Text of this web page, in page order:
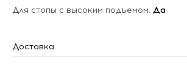
Для стопы с высоким подъемом: Да
Доставка